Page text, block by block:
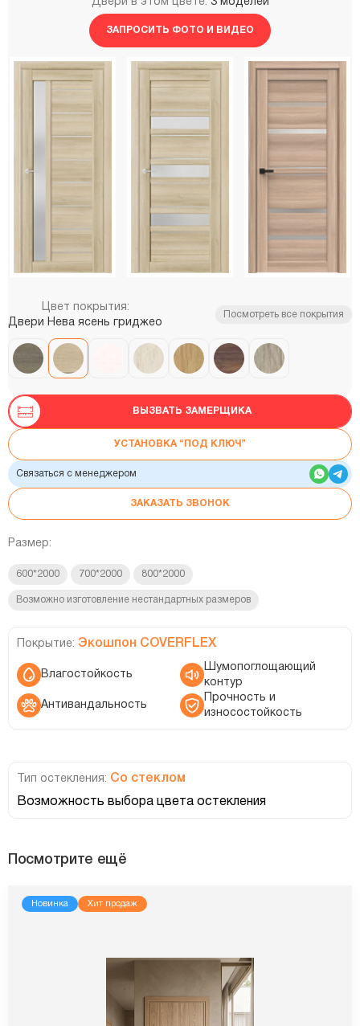
Двери в этом цвете: 3 моделей
ЗАПРОСИТЬ ФОТО И ВИДЕО
Цвет покрытия:
Двери Нева ясень гриджео
Посмотреть все покрытия
ВЫЗВАТЬ ЗАМЕРЩИКА
УСТАНОВКА “ПОД КЛЮЧ”
Связаться с менеджером
ЗАКАЗАТЬ ЗВОНОК
Размер:
600*2000 700*2000 800*2000
Возможно изготовление нестандартных размеров
Покрытие: Экошпон COVERFLEX
Влагостойкость
Шумопоглощающий
контур
Антивандальность
Прочность и
износостойкость
Тип остекления: Со стеклом
Возможность выбора цвета остекления
Посмотрите ещё
Новинка Хит продаж